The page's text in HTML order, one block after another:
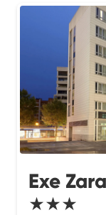
Exe
★★★